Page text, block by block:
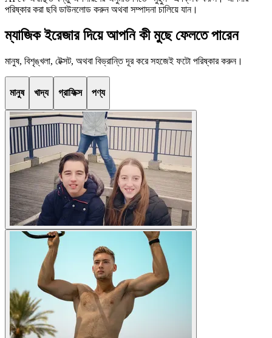
পরিষ্কার করা ছবি ডাউনলোড করুন অথবা সম্পাদনা চালিয়ে যান।
ম্যাজিক ইরেজার দিয়ে আপনি কী মুছে ফেলতে পারেন
মানুষ, বিশৃঙ্খলা, টেক্সট, অথবা বিভ্রান্তি দূর করে সহজেই ফটো পরিষ্কার করুন।
মানুষ খাদ্য গ্রাফিক্স পণ্য